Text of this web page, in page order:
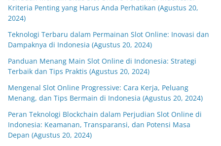
Kriteria Penting yang Harus Anda Perhatikan (Agustus 20,
2024)
Teknologi Terbaru dalam Permainan Slot Online: Inovasi dan
Dampaknya di Indonesia (Agustus 20, 2024)
Panduan Menang Main Slot Online di Indonesia: Strategi
Terbaik dan Tips Praktis (Agustus 20, 2024)
Mengenal Slot Online Progressive: Cara Kerja, Peluang
Menang, dan Tips Bermain di Indonesia (Agustus 20, 2024)
Peran Teknologi Blockchain dalam Perjudian Slot Online di
Indonesia: Keamanan, Transparansi, dan Potensi Masa
Depan (Agustus 20, 2024)